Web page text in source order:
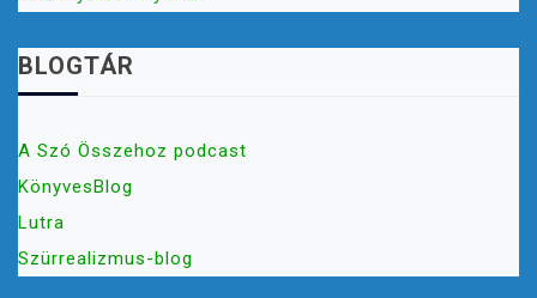
BLOGTÁR
A Szó Összehoz podcast
KönyvesBlog
Lutra
Szürrealizmus-blog